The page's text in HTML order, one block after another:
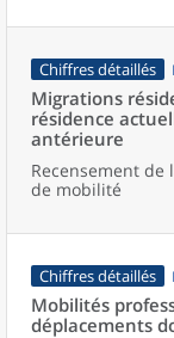
Chiffres détaillés
Migrations
résidence
antérieure
Recensement de
de mobilité
Chiffres détaillés
Mobilités
déplacements